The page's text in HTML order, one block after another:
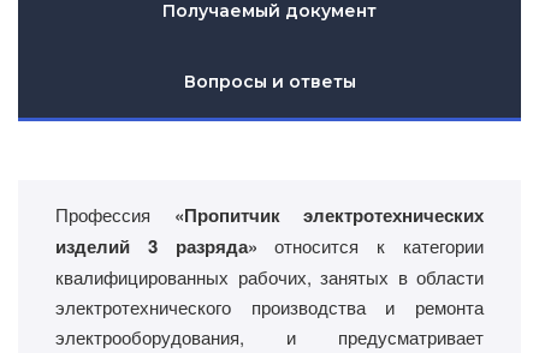
Получаемый документ
Вопросы и ответы
Профессия «Пропитчик электротехнических
изделий 3 разряда»относится к категории
квалифицированных рабочих, занятых в области
электротехнического производства и ремонта
электрооборудования, и предусматривает